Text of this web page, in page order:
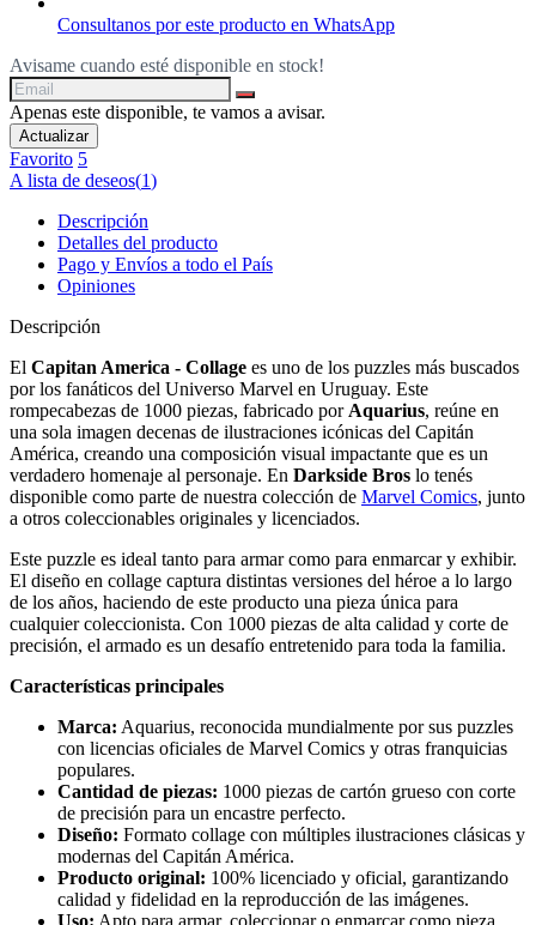
Consultanos por este producto en WhatsApp
Avisame cuando esté disponible en stock!
Apenas este disponible, te vamos a avisar.
Favorito 5
A lista de deseos(1)
Descripción
Detalles del producto
Pago y Envíos a todo el País
Opiniones
Descripción
El Capitan America - Collage es uno de los puzzles más buscados
por los fanáticos del Universo Marvel en Uruguay. Este
rompecabezas de 1000 piezas, fabricado por Aquarius, reúne en
una sola imagen decenas de ilustraciones icónicas del Capitán
América, creando una composición visual impactante que es un
verdadero homenaje al personaje. En Darkside Bros lo tenés
disponible como parte de nuestra colección de Marvel Comics, junto
a otros coleccionables originales y licenciados.
Este puzzle es ideal tanto para armar como para enmarcar y exhibir.
El diseño en collage captura distintas versiones del héroe a lo largo
de los años, haciendo de este producto una pieza única para
cualquier coleccionista. Con 1000 piezas de alta calidad y corte de
precisión, el armado es un desafío entretenido para toda la familia.
Características principales
Marca: Aquarius, reconocida mundialmente por sus puzzles
con licencias oficiales de Marvel Comics y otras franquicias
populares.
Cantidad de piezas: 1000 piezas de cartón grueso con corte
de precisión para un encastre perfecto.
Diseño: Formato collage con múltiples ilustraciones clásicas y
modernas del Capitán América.
Producto original: 100% licenciado y oficial, garantizando
calidad y fidelidad en la reproducción de las imágenes.
Uso: Apto para armar, coleccionar o enmarcar como pieza